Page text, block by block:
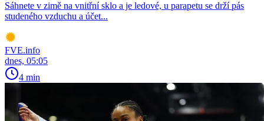
Sáhnete v zimě na vnitřní sklo a je ledové, u parapetu se drží pás
studeného vzduchu a účet...
FVE.info
dnes, 05:05
4 min